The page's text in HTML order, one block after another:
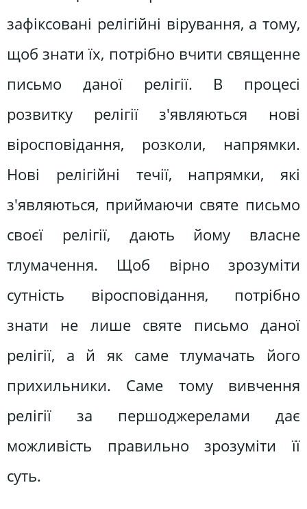
зафіксовані релігійні вірування, а тому,
щоб знати їх, потрібно вчити священне
письмо даної релігії. В процесі
розвитку релігії з'являються нові
віросповідання, розколи, напрямки.
Нові релігійні течії, напрямки, які
з'являються, приймаючи святе письмо
своєї релігії, дають йому власне
тлумачення. Щоб вірно зрозуміти
сутність віросповідання, потрібно
знати не лише святе письмо даної
релігії, а й як саме тлумачать його
прихильники. Саме тому вивчення
релігії за першоджерелами дає
можливість правильно зрозуміти її
суть.